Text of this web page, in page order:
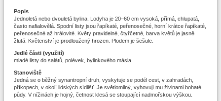
Popis
Jednoletá nebo dvouletá bylina. Lodyha je 20–60 cm vysoká, přímá, chlupatá,
často nafialovělá. Spodní listy jsou řapíkaté, peřenosečné, horní krátce řapíkaté,
peřenosečné až hrálovité. Květy pravidelné, čtyřčetné, barva květů je jasně
žlutá. Květenství je prodloužený hrozen. Plodem je šešule.
Jedlé části (využití)
mladé listy do salátů, polévek, bylinkového másla
Stanoviště
Jedná se o běžný synantropní druh, vyskytuje se podél cest, v zahradách,
příkopech, v okolí lidských sídlišť. Je světlomilný, vyhovují mu živinami bohaté
půdy. V nížinách je hojný, četnost klesá se stoupající nadmořskou výškou.